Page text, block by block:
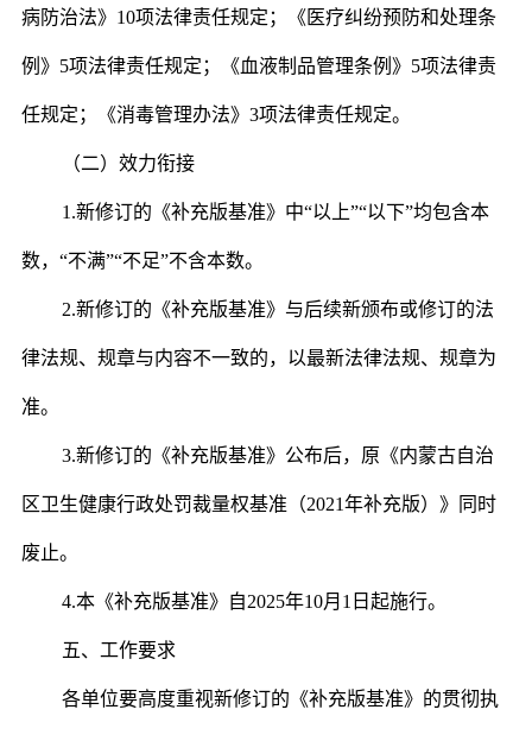
病防治法》10项法律责任规定；《医疗纠纷预防和处理条
例》5项法律责任规定；《血液制品管理条例》5项法律责
任规定；《消毒管理办法》3项法律责任规定。
（二）效力衔接
1.新修订的《补充版基准》中“以上”“以下”均包含本
数，“不满”“不足”不含本数。
2.新修订的《补充版基准》与后续新颁布或修订的法
律法规、规章与内容不一致的，以最新法律法规、规章为
准。
3.新修订的《补充版基准》公布后，原《内蒙古自治
区卫生健康行政处罚裁量权基准（2021年补充版）》同时
废止。
4.本《补充版基准》自2025年10月1日起施行。
五、工作要求
各单位要高度重视新修订的《补充版基准》的贯彻执